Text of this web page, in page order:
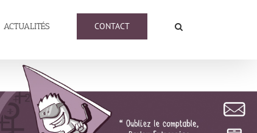
ACTUALITÉS CONTACT